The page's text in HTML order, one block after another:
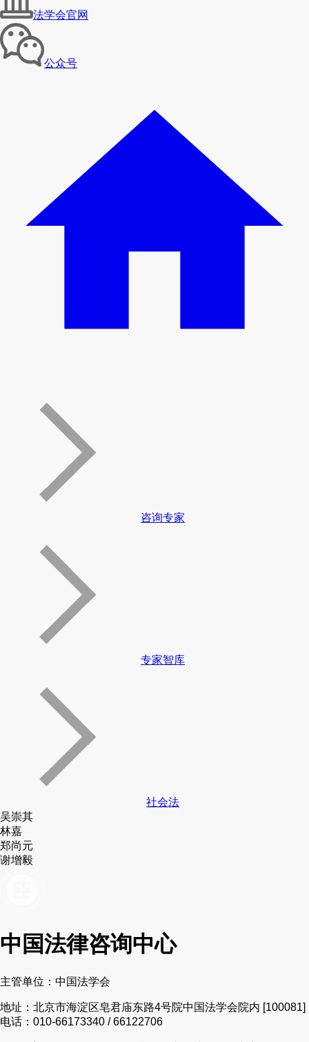
法学会官网
公众号
咨询专家
专家智库
社会法
吴崇其
林嘉
郑尚元
谢增毅
中国法律咨询中心
主管单位：中国法学会
地址：北京市海淀区皂君庙东路4号院中国法学会院内 [100081]
电话：010-66173340 / 66122706